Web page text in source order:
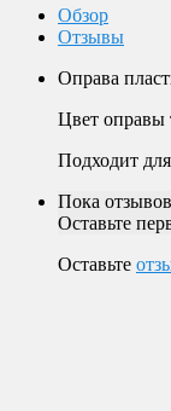
Обзор
Отзывы
Оправа
Цвет оправы
Подходит
Пока
Оставьте
Оставьте